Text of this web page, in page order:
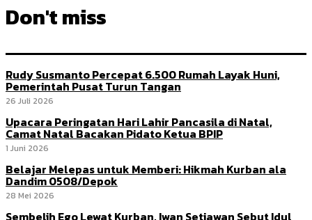
Don't miss
Rudy Susmanto Percepat 6.500 Rumah Layak Huni,
Pemerintah Pusat Turun Tangan
26 Juli 2026
Upacara Peringatan Hari Lahir Pancasila di Natal,
Camat Natal Bacakan Pidato Ketua BPIP
1 Juni 2026
Belajar Melepas untuk Memberi: Hikmah Kurban ala
Dandim 0508/Depok
28 Mei 2026
Sembelih Ego Lewat Kurban, Iwan Setiawan Sebut Idul